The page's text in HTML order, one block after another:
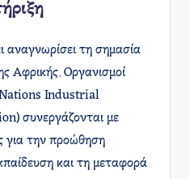
αναγνωρίσει τη σημασία
Αφρικής. Οργανισμοί
Industrial
συνεργάζονται με
για την προώθηση
και τη μεταφορά